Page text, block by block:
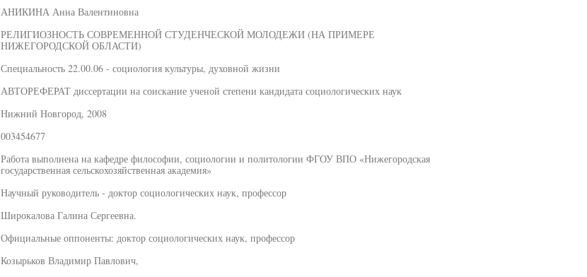
АНИКИНА Анна Валентиновна
РЕЛИГИОЗНОСТЬ СОВРЕМЕННОЙ СТУДЕНЧЕСКОЙ МОЛОДЕЖИ (НА ПРИМЕРЕ
НИЖЕГОРОДСКОЙ ОБЛАСТИ)
Специальность 22.00.06 - социология культуры, духовной жизни
АВТОРЕФЕРАТ диссертации на соискание ученой степени кандидата социологических наук
Нижний Новгород, 2008
003454677
Работа выполнена на кафедре философии, социологии и политологии ФГОУ ВПО «Нижегородская
государственная сельскохозяйственная академия»
Научный руководитель - доктор социологических наук, профессор
Широкалова Галина Сергеевна.
Официальные оппоненты: доктор социологических наук, профессор
Козырьков Владимир Павлович,